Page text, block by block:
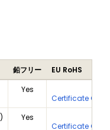
鉛フリー
EU RoHS
Yes
Certificate Of
) Yes
Certificate Of